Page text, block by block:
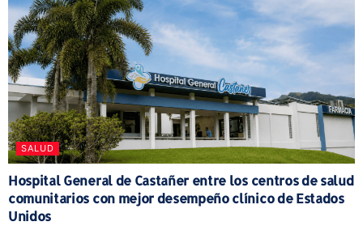
SALUD
Hospital General de Castañer entre los centros de salud
comunitarios con mejor desempeño clínico de Estados
Unidos